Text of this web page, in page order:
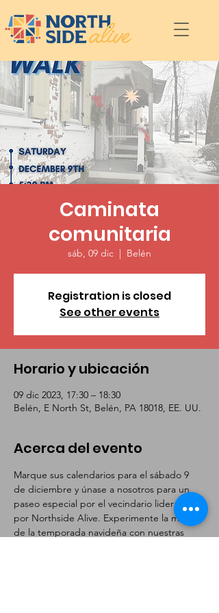
Caminata
comunitaria
sáb, 09 dic
  |
Belén
Registration is closed
See other events
Horario y ubicación
09 dic 2023, 17:30 – 18:30
Belén, E North St, Belén, PA 18018, EE. UU.
Acerca del evento
Marque sus calendarios para el sábado 9
de diciembre y únase a nosotros para un
paseo especial por el vecindario liderado
por Northside Alive. Experimente la magia
de la temporada navideña con nuestras